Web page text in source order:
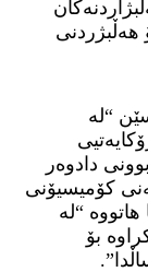
هەڵبژردنی
“لە
دادوەر
کۆمیسیۆنی
“لە
بۆ